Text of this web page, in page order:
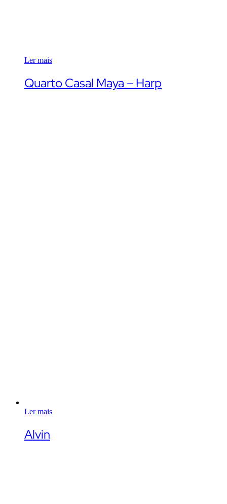
Ler mais
Quarto Casal Maya – Harp
Ler mais
Alvin